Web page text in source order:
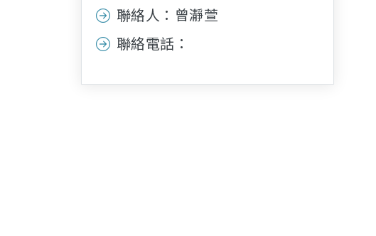
聯絡人：曾瀞萱
聯絡電話：